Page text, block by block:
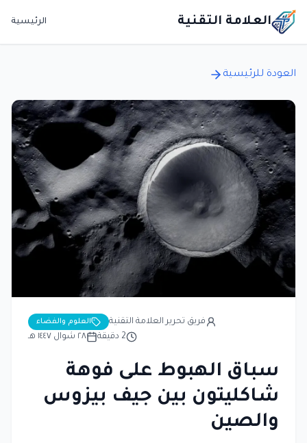
العلامة التقنية الرئيسية
العودة للرئيسية
العلوم والفضاء
فريق تحرير العلامة التقنية
٢٨ شوال ١٤٤٧ هـ
2 دقيقة
سباق الهبوط على فوهة
شاكليتون بين جيف بيزوس
والصين